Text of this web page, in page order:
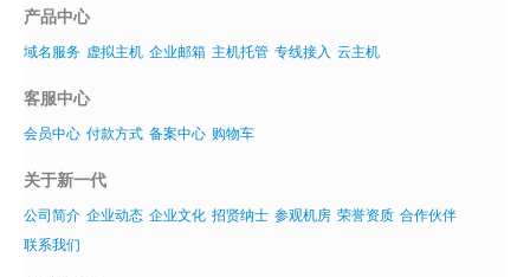
产品中心
域名服务 虚拟主机 企业邮箱 主机托管 专线接入 云主机
客服中心
会员中心 付款方式 备案中心 购物车
关于新一代
公司简介 企业动态 企业文化 招贤纳士 参观机房 荣誉资质 合作伙伴
联系我们